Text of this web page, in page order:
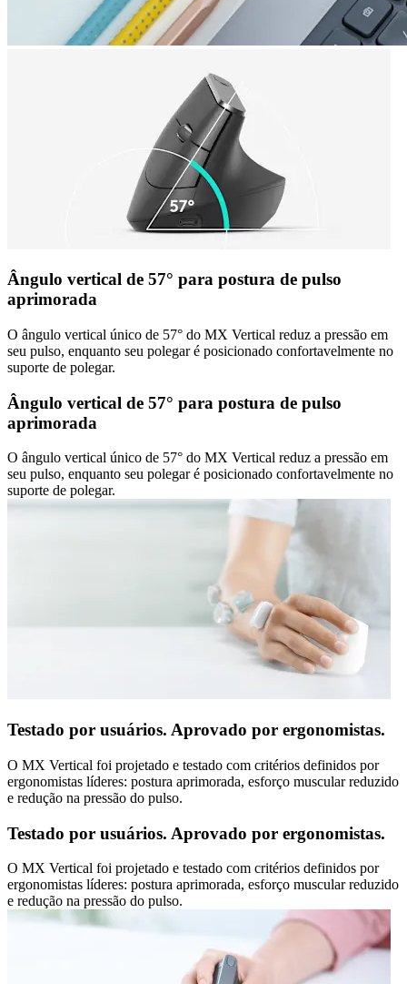
Ângulo vertical de 57° para postura de pulso
aprimorada
O ângulo vertical único de 57° do MX Vertical reduz a pressão em
seu pulso, enquanto seu polegar é posicionado confortavelmente no
suporte de polegar.
Ângulo vertical de 57° para postura de pulso
aprimorada
O ângulo vertical único de 57° do MX Vertical reduz a pressão em
seu pulso, enquanto seu polegar é posicionado confortavelmente no
suporte de polegar.
Testado por usuários. Aprovado por ergonomistas.
O MX Vertical foi projetado e testado com critérios definidos por
ergonomistas líderes: postura aprimorada, esforço muscular reduzido
e redução na pressão do pulso.
Testado por usuários. Aprovado por ergonomistas.
O MX Vertical foi projetado e testado com critérios definidos por
ergonomistas líderes: postura aprimorada, esforço muscular reduzido
e redução na pressão do pulso.